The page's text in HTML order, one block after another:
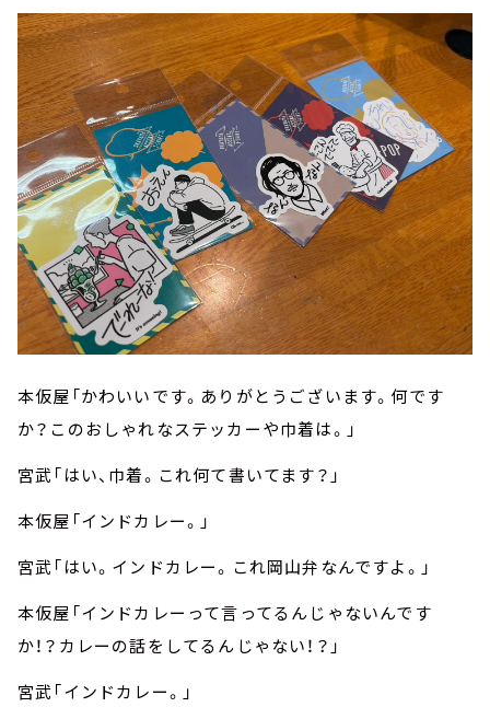
本仮屋「かわいいです。ありがとうございます。何です
か？このおしゃれなステッカーや巾着は。」
宮武「はい、巾着。これ何て書いてます？」
本仮屋「インドカレー。」
宮武「はい。インドカレー。これ岡山弁なんですよ。」
本仮屋「インドカレーって言ってるんじゃないんです
か！？カレーの話をしてるんじゃない！？」
宮武「インドカレー。」